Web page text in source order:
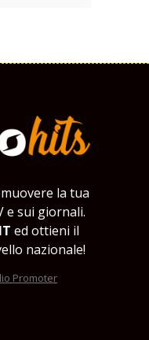
la tua
e sui giornali.
ed ottieni il
nazionale!
Promoter